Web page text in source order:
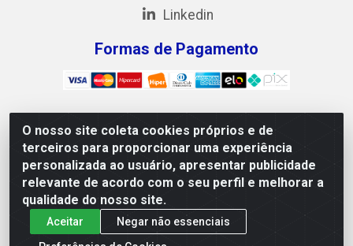
O nosso site coleta cookies próprios e de
terceiros para proporcionar uma experiência
personalizada ao usuário, apresentar publicidade
relevante de acordo com o seu perfil e melhorar a
qualidade do nosso site.
Aceitar
Negar não essenciais
Linkedin
Formas de Pagamento
Mix Alimentos LTDA - Quadra Asr Ne 55 (412 Norte),
Alameda 02, S/N - Plano Diretor Norte, Palmas/TO - CEP
77.006-540 - CNPJ 05.922.500/0001-02